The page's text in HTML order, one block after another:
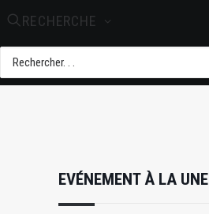
RECHERCHE
EVÉNEMENT À LA UNE